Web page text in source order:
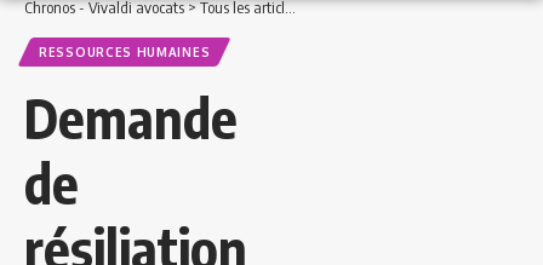
Chronos - Vivaldi avocats>Tous les articles >Ressources humaines>Demande
RESSOURCES HUMAINES
Demande
de
résiliation